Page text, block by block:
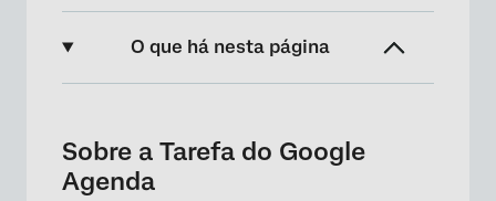
O que há nesta página
Conexão de uma Conta do Google Agenda
Configuração de uma Tarefa do Google
Sobre a Tarefa do Google
Agenda